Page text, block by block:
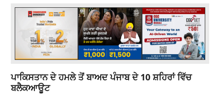
ਪਾਕਿਸਤਾਨ ਦੇ ਹਮਲੇ ਤੋਂ ਬਾਅਦ ਪੰਜਾਬ ਦੇ 10 ਸ਼ਹਿਰਾਂ ਵਿੱਚ
ਬਲੈਕਆਊਟ